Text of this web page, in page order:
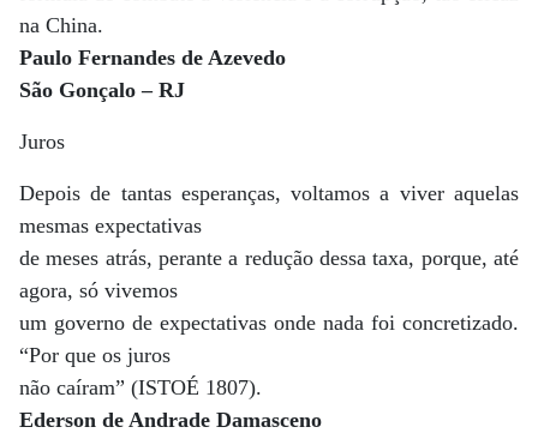
na China.
Paulo Fernandes de Azevedo
São Gonçalo – RJ
Juros
Depois de tantas esperanças, voltamos a viver aquelas
mesmas expectativas
de meses atrás, perante a redução dessa taxa, porque, até
agora, só vivemos
um governo de expectativas onde nada foi concretizado.
“Por que os juros
não caíram” (ISTOÉ 1807).
Ederson de Andrade Damasceno